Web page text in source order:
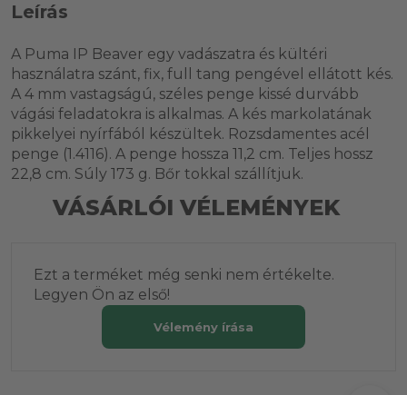
Leírás
A Puma IP Beaver egy vadászatra és kültéri
használatra szánt, fix, full tang pengével ellátott kés.
A 4 mm vastagságú, széles penge kissé durvább
vágási feladatokra is alkalmas. A kés markolatának
pikkelyei nyírfából készültek. Rozsdamentes acél
penge (1.4116). A penge hossza 11,2 cm. Teljes hossz
22,8 cm. Súly 173 g. Bőr tokkal szállítjuk.
VÁSÁRLÓI VÉLEMÉNYEK
Ezt a terméket még senki nem értékelte.
Legyen Ön az első!
Vélemény írása